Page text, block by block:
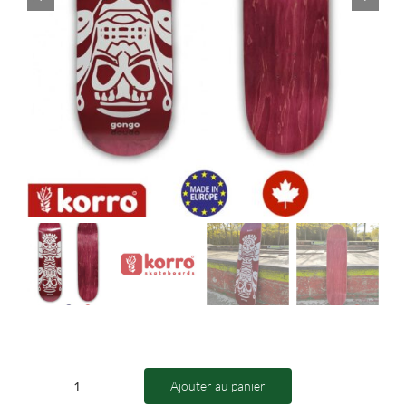
quantité
Ajouter au panier